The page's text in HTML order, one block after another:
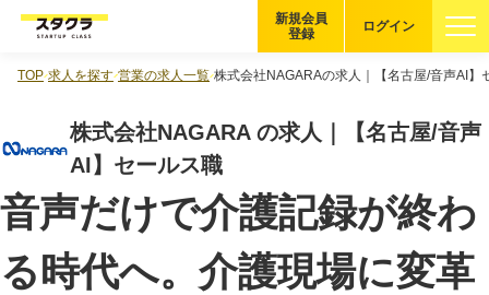
企業を探す
適性診断 無料・5分
スタクラが選ばれる理由
ログイン
新規会員
登録
TOP 求人を探す 営業の求人一覧 株式会社NAGARAの求人｜【名古屋/音声AI】
株式会社NAGARA の求人｜【名古屋/音声
AI】セールス職
音声だけで介護記録が終わ
る時代へ。介護現場に変革